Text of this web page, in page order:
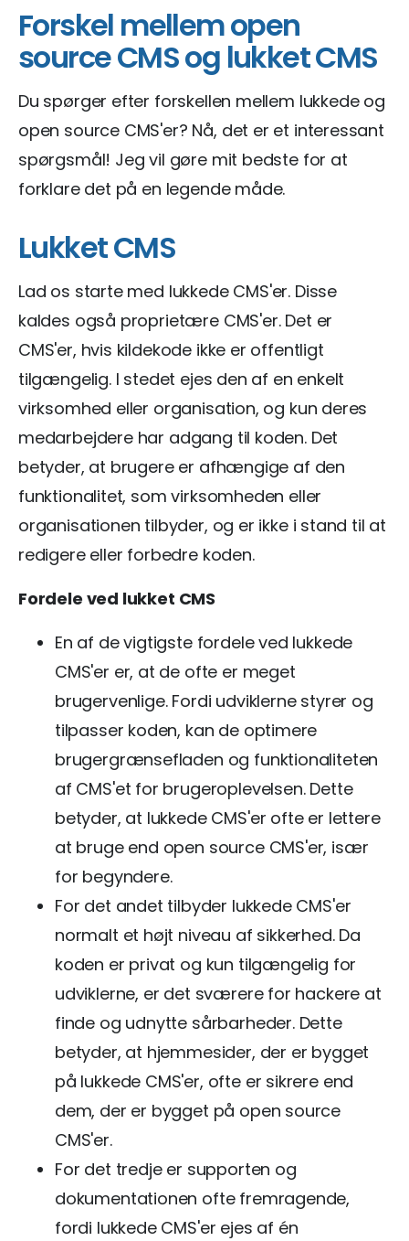
Forskel mellem open
source CMS og lukket CMS
Du spørger efter forskellen mellem lukkede og
open source CMS'er? Nå, det er et interessant
spørgsmål! Jeg vil gøre mit bedste for at
forklare det på en legende måde.
Lukket CMS
Lad os starte med lukkede CMS'er. Disse
kaldes også proprietære CMS'er. Det er
CMS'er, hvis kildekode ikke er offentligt
tilgængelig. I stedet ejes den af en enkelt
virksomhed eller organisation, og kun deres
medarbejdere har adgang til koden. Det
betyder, at brugere er afhængige af den
funktionalitet, som virksomheden eller
organisationen tilbyder, og er ikke i stand til at
redigere eller forbedre koden.
Fordele ved lukket CMS
En af de vigtigste fordele ved lukkede
CMS'er er, at de ofte er meget
brugervenlige. Fordi udviklerne styrer og
tilpasser koden, kan de optimere
brugergrænsefladen og funktionaliteten
af CMS'et for brugeroplevelsen. Dette
betyder, at lukkede CMS'er ofte er lettere
at bruge end open source CMS'er, især
for begyndere.
For det andet tilbyder lukkede CMS'er
normalt et højt niveau af sikkerhed. Da
koden er privat og kun tilgængelig for
udviklerne, er det sværere for hackere at
finde og udnytte sårbarheder. Dette
betyder, at hjemmesider, der er bygget
på lukkede CMS'er, ofte er sikrere end
dem, der er bygget på open source
CMS'er.
For det tredje er supporten og
dokumentationen ofte fremragende,
fordi lukkede CMS'er ejes af én